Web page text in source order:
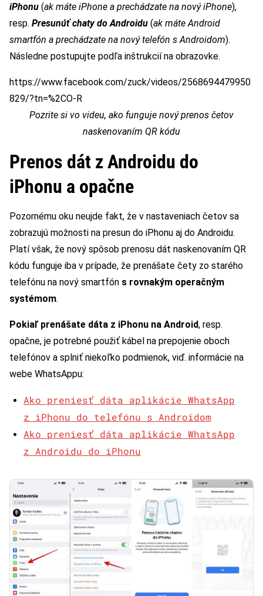
iPhonu (ak máte iPhone a prechádzate na nový iPhone),
resp. Presunúť chaty do Androidu (ak máte Android
smartfón a prechádzate na nový telefón s Androidom).
Následne postupujte podľa inštrukcií na obrazovke.
https://www.facebook.com/zuck/videos/2568694479950
829/?tn=%2CO-R
Pozrite si vo videu, ako funguje nový prenos četov
naskenovaním QR kódu
Prenos dát z Androidu do
iPhonu a opačne
Pozornému oku neujde fakt, že v nastaveniach četov sa
zobrazujú možnosti na presun do iPhonu aj do Androidu.
Platí však, že nový spôsob prenosu dát naskenovaním QR
kódu funguje iba v prípade, že prenášate čety zo starého
telefónu na nový smartfón s rovnakým operačným
systémom.
Pokiaľ prenášate dáta z iPhonu na Android, resp.
opačne, je potrebné použiť kábel na prepojenie oboch
telefónov a splniť niekoľko podmienok, viď. informácie na
webe WhatsAppu:
Ako preniesť dáta aplikácie WhatsApp
z iPhonu do telefónu s Androidom
Ako preniesť dáta aplikácie WhatsApp
z Androidu do iPhonu